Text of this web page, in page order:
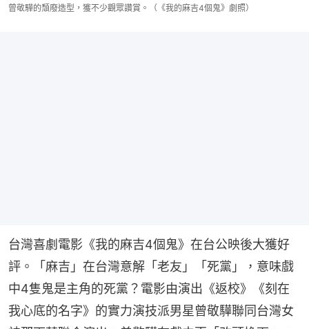
曾敬驊的頹廢造型，獲不少觀眾讚賞。（《我的麻吉4個鬼》劇照）
台灣喜劇電影《我的麻吉4個鬼》在台公映後大獲好
評。「麻吉」在台灣意解「老友」「死黨」，意味戲
中4隻鬼是主角的死黨？電影由演出《返校》《刻在
我心底的名字》的實力演技派男星曾敬驊聯同台灣女